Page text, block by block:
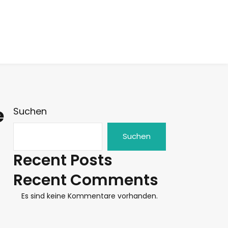
Suchen
Suchen
Recent Posts
Recent Comments
Es sind keine Kommentare vorhanden.